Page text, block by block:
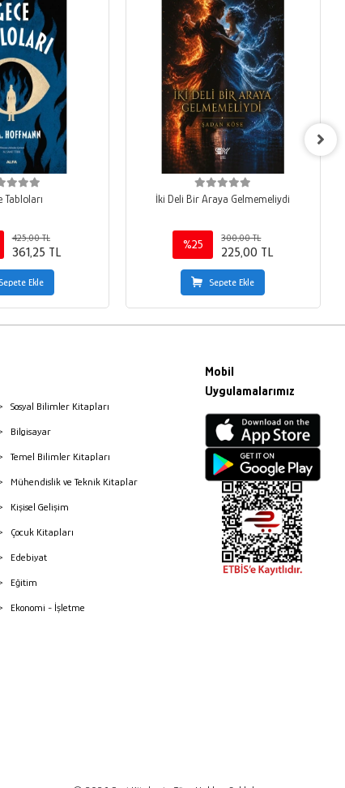
Tabloları
425,00 TL
361,25 TL
Sepete Ekle
İki Deli Bir Araya Gelmemeliydi
%25
300,00 TL
225,00 TL
Sepete Ekle
Sosyal Bilimler Kitapları
Bilgisayar
Temel Bilimler Kitapları
Mühendislik ve Teknik Kitaplar
Kişisel Gelişim
Çocuk Kitapları
Edebiyat
Eğitim
Ekonomi - İşletme
Mobil
Uygulamalarımız